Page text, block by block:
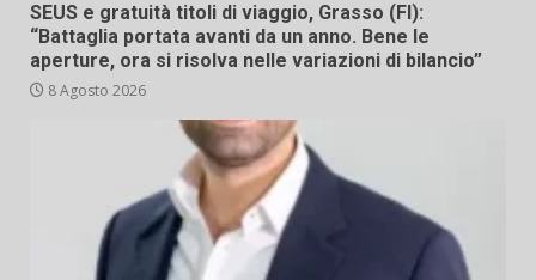
SEUS e gratuità titoli di viaggio, Grasso (FI):
“Battaglia portata avanti da un anno. Bene le
aperture, ora si risolva nelle variazioni di bilancio”
8 Agosto 2026